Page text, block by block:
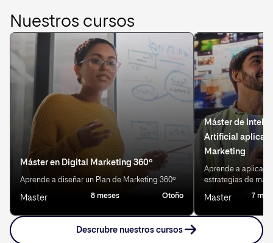
Nuestros cursos
Máster en Digital Marketing 360º
Aprende a diseñar un Plan de Marketing 360º
Master 8 meses Otoño
Máster de
Artificial
Marketing
Aprende a aplicar
estrategias de
Master 7
Descrubre nuestros cursos